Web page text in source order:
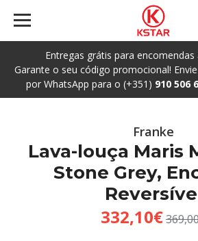
Entregas grátis para encomendas
Garante o seu código promocional!
por WhatsApp para o (+351) 910 506
Franke
Lava-louça Maris
Stone Grey,
332,10€